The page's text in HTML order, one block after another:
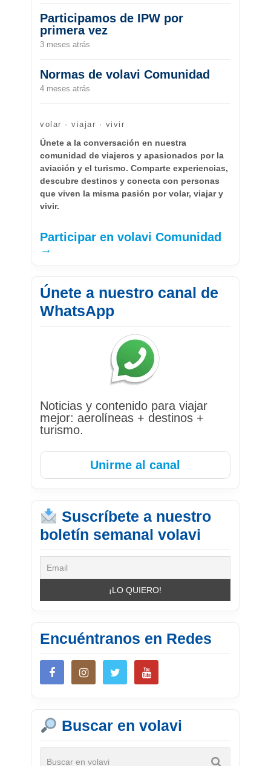
Participamos de IPW por
primera vez
3 meses atrás
Normas de volavi Comunidad
4 meses atrás
volar · viajar · vivir
Únete a la conversación en nuestra
comunidad de viajeros y apasionados por la
aviación y el turismo. Comparte experiencias,
descubre destinos y conecta con personas
que viven la misma pasión por volar, viajar y
vivir.
Participar en volavi Comunidad
→
Únete a nuestro canal de
WhatsApp
Noticias y contenido para viajar
mejor: aerolíneas + destinos +
turismo.
Unirme al canal
Suscríbete a nuestro
boletín semanal volavi
Encuéntranos en Redes
Buscar en volavi